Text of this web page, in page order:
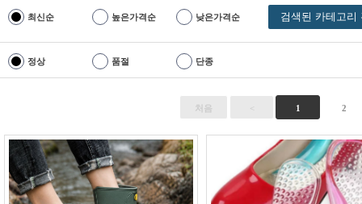
최신순 높은가격순 낮은가격순 검색된 카테고리
정상 품절 단종
처음 < 1 2